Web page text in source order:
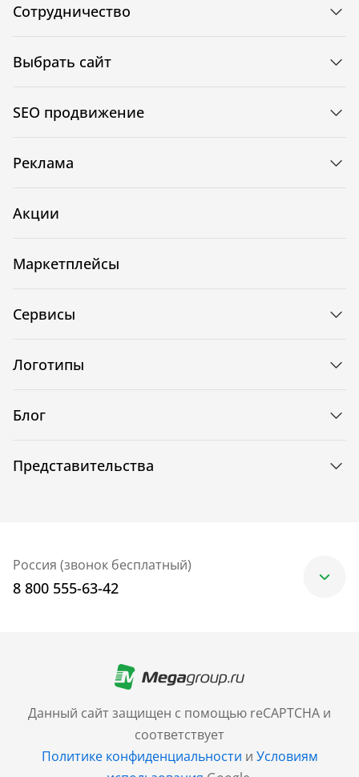
Данный сайт защищен с помощью reCAPTCHA и
соответствует
Политике конфиденциальности и Условиям
Сотрудничество
Выбрать сайт
SEO продвижение
Реклама
Акции
Маркетплейсы
Сервисы
Логотипы
Блог
Представительства
Россия (звонок бесплатный)
8 800 555-63-42
+7 (499) 705-30-10
Санкт-Петербург
+7 (812) 600-77-33
Барнаул